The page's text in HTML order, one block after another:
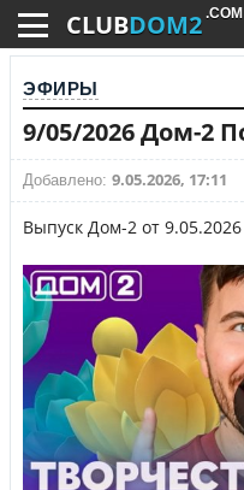
CLUBDOM2 .COM
ЭФИРЫ
9/05/2026 Дом-2
Добавлено: 9.05.2026, 17:11
Выпуск Дом-2 от